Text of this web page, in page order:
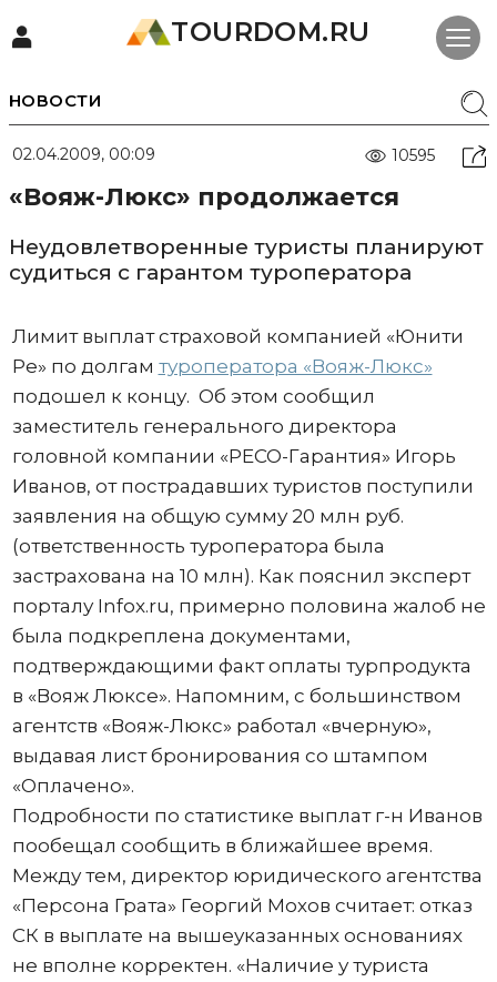
TOURDOM.RU
НОВОСТИ
02.04.2009, 00:09 10595
«Вояж-Люкс» продолжается
Неудовлетворенные туристы планируют
судиться с гарантом туроператора
Лимит выплат страховой компанией «Юнити
Ре» по долгам туроператора «Вояж-Люкс»
подошел к концу. Об этом сообщил
заместитель генерального директора
головной компании «РЕСО-Гарантия» Игорь
Иванов, от пострадавших туристов поступили
заявления на общую сумму 20 млн руб.
(ответственность туроператора была
застрахована на 10 млн). Как пояснил эксперт
порталу Infox.ru, примерно половина жалоб не
была подкреплена документами,
подтверждающими факт оплаты турпродукта
в «Вояж Люксе». Напомним, с большинством
агентств «Вояж-Люкс» работал «вчерную»,
выдавая лист бронирования со штампом
«Оплачено».
Подробности по статистике выплат г-н Иванов
пообещал сообщить в ближайшее время.
Между тем, директор юридического агентства
«Персона Грата» Георгий Мохов считает: отказ
СК в выплате на вышеуказанных основаниях
не вполне корректен. «Наличие у туриста